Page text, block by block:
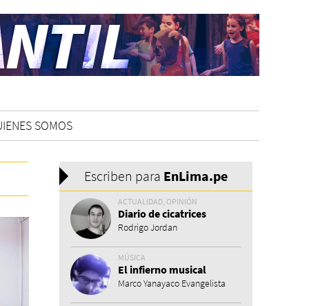
SOMOS
Escriben para EnLima.pe
ACTUALIDAD, OPINIÓN
Diario de cicatrices
Rodrigo Jordan
MÚSICA
El infierno musical
Marco Yanayaco Evangelista